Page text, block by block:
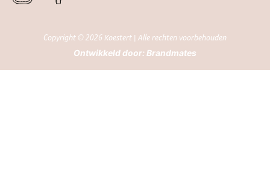
Copyright © 2026 Koestert | Alle rechten voorbehouden
Ontwikkeld door: Brandmates